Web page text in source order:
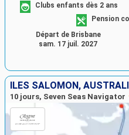
Clubs enfants dès 2 ans
Pension
Départ de Brisbane
sam. 17 juil. 2027
10 jours, Seven Seas Navigator